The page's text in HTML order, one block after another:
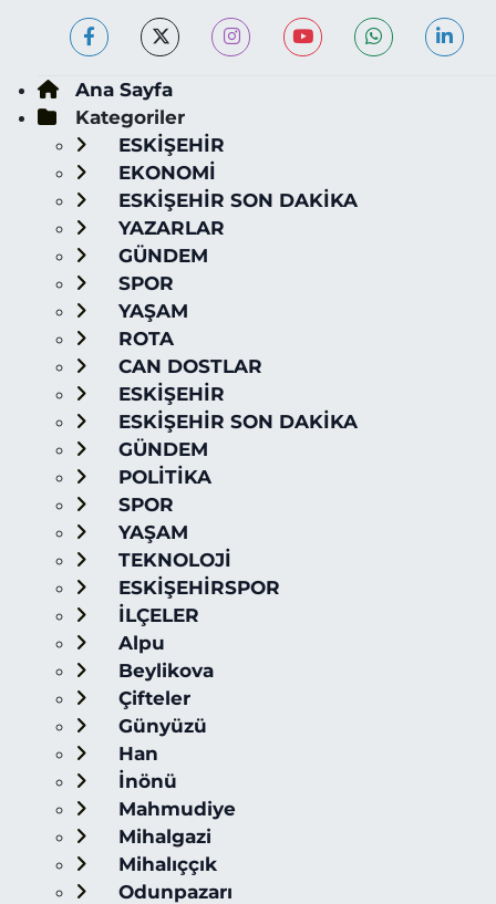
Ana Sayfa
Kategoriler
ESKİŞEHİR
EKONOMİ
ESKİŞEHİR SON DAKİKA
YAZARLAR
GÜNDEM
SPOR
YAŞAM
ROTA
CAN DOSTLAR
ESKİŞEHİR
ESKİŞEHİR SON DAKİKA
GÜNDEM
POLİTİKA
SPOR
YAŞAM
TEKNOLOJİ
ESKİŞEHİRSPOR
İLÇELER
Alpu
Beylikova
Çifteler
Günyüzü
Han
İnönü
Mahmudiye
Mihalgazi
Mihalıççık
Odunpazarı